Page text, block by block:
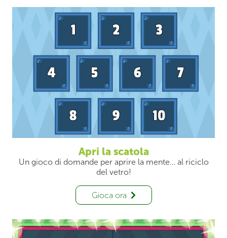
Apri la scatola
Un gioco di domande per aprire la mente… al riciclo
del vetro!
Gioca ora